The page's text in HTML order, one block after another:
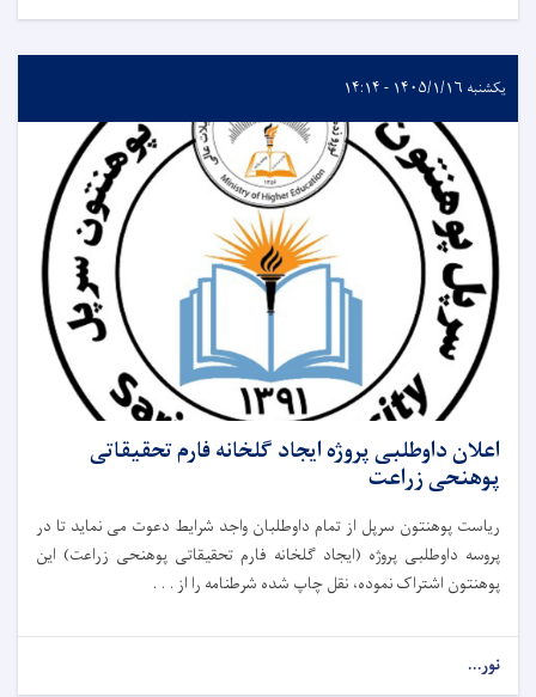
یکشنبه ۱۴۰۵/۱/۱۶ - ۱۴:۱۴
اعلان داوطلبی پروژه ایجاد گلخانه فارم تحقیقاتی
پوهنحی زراعت
ریاست پوهنتون سرپل از تمام داوطلبان واجد شرایط دعوت می نماید تا در
پروسه داوطلبی پروژه (ایجاد گلخانه فارم تحقیقاتی پوهنحی زراعت) این
پوهنتون اشتراک نموده، نقل چاپ شده شرطنامه را از . . .
نور...